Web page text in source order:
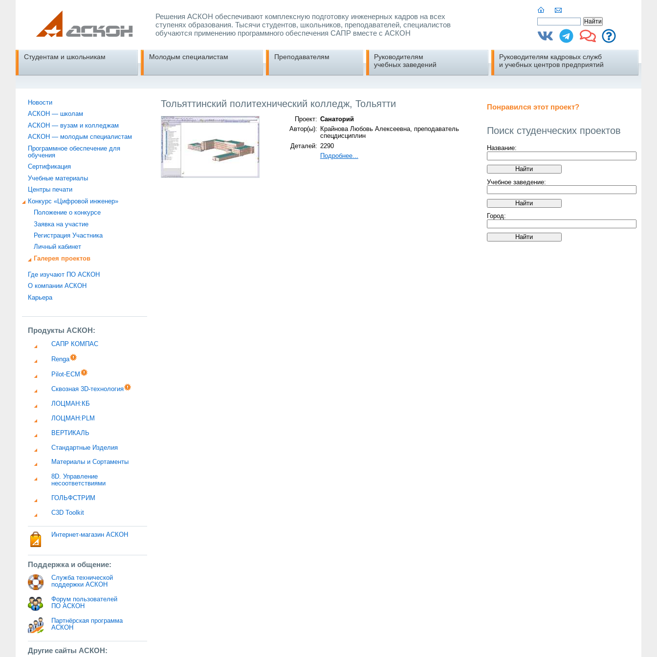
Решения АСКОН обеспечивают комплексную подготовку инженерных кадров на всех
ступенях образования. Тысячи студентов, школьников, преподавателей, специалистов
обучаются применению программного обеспечения САПР вместе с АСКОН
Студентам и школьникам Молодым специалистам Преподавателям
Руководителям
учебных заведений
Руководителям кадровых служб
и учебных центров предприятий
Новости
АСКОН — школам
АСКОН — вузам и колледжам
АСКОН — молодым специалистам
Программное обеспечение для
обучения
Сертификация
Учебные материалы
Центры печати
Конкурс «Цифровой инженер»
Положение о конкурсе
Заявка на участие
Регистрация Участника
Личный кабинет
Галерея проектов
Где изучают ПО АСКОН
О компании АСКОН
Карьера
Продукты АСКОН:
САПР КОМПАС
Renga
Pilot-ECM
Сквозная 3D-технология
ЛОЦМАН:КБ
ЛОЦМАН:PLM
ВЕРТИКАЛЬ
Стандартные Изделия
Материалы и Сортаменты
8D. Управление
несоответствиями
ГОЛЬФСТРИМ
C3D Toolkit
Интернет-магазин АСКОН
Поддержка и общение:
Служба технической
поддержки АСКОН
Форум пользователей
ПО АСКОН
Партнёрская программа
АСКОН
Другие сайты АСКОН:
Понравился этот проект?
Поиск студенческих проектов
Название:
Учебное заведение:
Город:
Тольяттинский политехнический колледж, Тольятти
Проект: Санаторий
Автор(ы):
Крайнова Любовь Алексеевна, преподаватель
спецдисциплин
Деталей: 2290
Подробнее...